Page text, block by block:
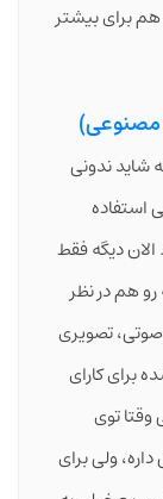
برای بیشتر
ندونی
استفاده
دیگه فقط
هم در نظر
۱۰۰ زبان، ترجمه صوتی، تصویری
برای کارای
وقتا توی
ولی برای